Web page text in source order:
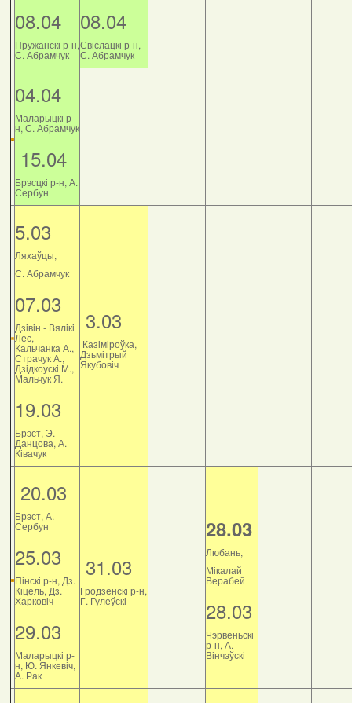
08.04
Пружанскі р-н,
С. Абрамчук
08.04
Свіслацкі р-н,
С. Абрамчук
04.04
Маларыцкі р-
н, С. Абрамчук
15.04
Брэсцкі р-н, А.
Сербун
5.03
Ляхаўцы,
С. Абрамчук
07.03
Дзiвiн - Вялiкi
Лес,
Кальчанка А.,
Страчук А.,
Дзiдкоускi М.,
Мальчук Я.
19.03
Брэст, Э.
Данцова, А.
Ківачук
3.03
Казіміроўка,
Дзьмітрый
Якубовіч
20.03
Брэст, А.
Сербун
25.03
Пінскі р-н, Дз.
Кіцель, Дз.
Харковіч
29.03
Маларыцкі р-
н, Ю. Янкевіч,
А. Рак
31.03
Гродзенскі р-н,
Г. Гулеўскі
28.03
Любань,
Мікалай
Верабей
28.03
Чэрвеньскі
р-н, А.
Вінчэўскі